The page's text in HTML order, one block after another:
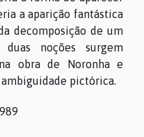
a aparição fantástica
decomposição de um
noções surgem
obra de Noronha e
pictórica.